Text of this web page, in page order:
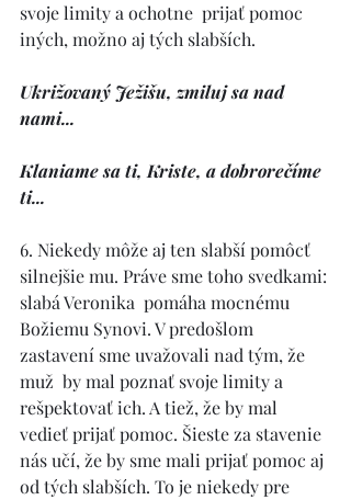
svoje limity a ochotne  prijať pomoc
iných, možno aj tých slabších.
Ukrižovaný Ježišu, zmiluj sa nad
nami...
Klaniame sa ti, Kriste, a dobrorečíme
ti...
6. Niekedy môže aj ten slabší pomôcť
silnejšie mu. Práve sme toho svedkami:
slabá Veronika  pomáha mocnému
Božiemu Synovi. V predošlom
zastavení sme uvažovali nad tým, že
muž  by mal poznať svoje limity a
rešpektovať ich. A tiež, že by mal
vedieť prijať pomoc. Šieste za stavenie
nás učí, že by sme mali prijať pomoc aj
od tých slabších. To je niekedy pre